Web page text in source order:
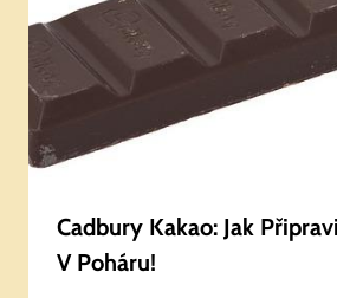
Cadbury Kakao: Jak
V Poháru!